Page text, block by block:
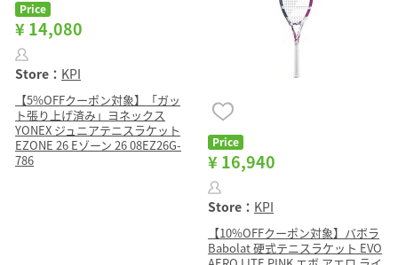
Price
¥ 14,080
Store： KPI
【5%OFFクーポン対象】「ガッ
ト張り上げ済み」ヨネックス
YONEX ジュニアテニスラケット
EZONE 26 Eゾーン 26 08EZ26G-
786
Price
¥ 16,940
Store： KPI
【10%OFFクーポン対象】バボラ
Babolat 硬式テニスラケット EVO